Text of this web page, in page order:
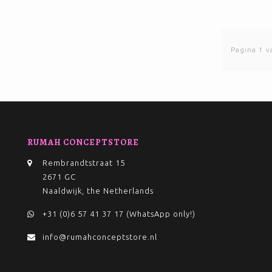
Pagina 1
RUMAH CONCEPTSTORE
Rembrandtstraat 15
2671 GC
Naaldwijk, the Netherlands
+31 (0)6 57 41 37 17 (WhatsApp only!)
info@rumahconceptstore.nl